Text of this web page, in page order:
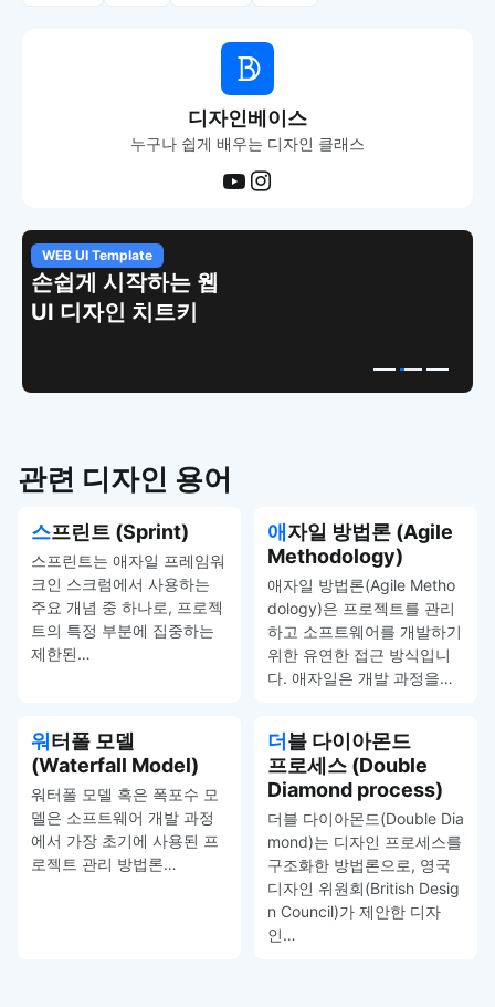
디자인베이스
누구나 쉽게 배우는 디자인 클래스
WEB UI Template
손쉽게 시작하는 웹
UI 디자인 치트키
관련 디자인 용어
스프린트 (Sprint)
스프린트는 애자일 프레임워
크인 스크럼에서 사용하는
주요 개념 중 하나로, 프로젝
트의 특정 부분에 집중하는
제한된…
애자일 방법론 (Agile
Methodology)
애자일 방법론(Agile Metho
dology)은 프로젝트를 관리
하고 소프트웨어를 개발하기
위한 유연한 접근 방식입니
다. 애자일은 개발 과정을…
워터폴 모델
(Waterfall Model)
워터폴 모델 혹은 폭포수 모
델은 소프트웨어 개발 과정
에서 가장 초기에 사용된 프
로젝트 관리 방법론…
더블 다이아몬드
프로세스 (Double
Diamond process)
더블 다이아몬드(Double Dia
mond)는 디자인 프로세스를
구조화한 방법론으로, 영국
디자인 위원회(British Desig
n Council)가 제안한 디자
인…